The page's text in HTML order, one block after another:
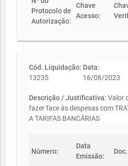
Protocolo de
Autorização:
Chave
Acesso:
Cód. Liquidação:
13235
Data:
16/08/2023
Descrição / Justificativa: Valor
fazer face às despesas com
A TARIFAS BANCÁRIAS
Número:
Data
Emissão: